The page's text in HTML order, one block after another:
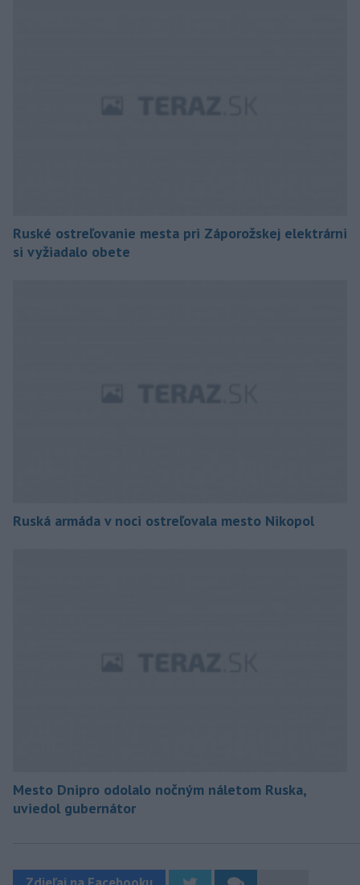
Ruské ostreľovanie mesta pri Záporožskej elektrárni
si vyžiadalo obete
Ruská armáda v noci ostreľovala mesto Nikopol
Mesto Dnipro odolalo nočným náletom Ruska,
uviedol gubernátor